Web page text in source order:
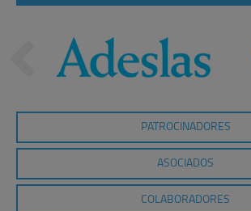
PATROCINADORES
ASOCIADOS
COLABORADORES